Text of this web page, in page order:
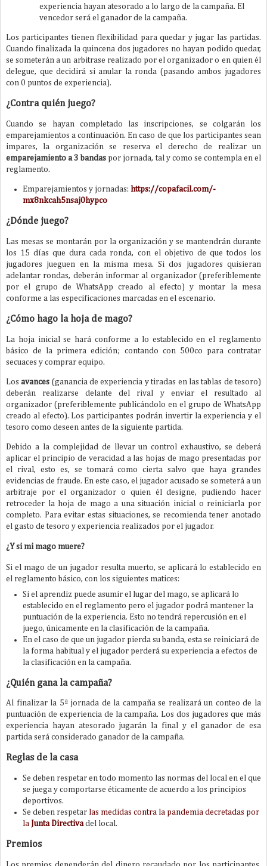
experiencia hayan atesorado a lo largo de la campaña. El
vencedor será el ganador de la campaña.
Los participantes tienen flexibilidad para quedar y jugar las partidas.
Cuando finalizada la quincena dos jugadores no hayan podido quedar,
se someterán a un arbitrase realizado por el organizador o en quien él
delegue, que decidirá si anular la ronda (pasando ambos jugadores
con 0 puntos de experiencia).
¿Contra quién juego?
Cuando se hayan completado las inscripciones, se colgarán los
emparejamientos a continuación. En caso de que los participantes sean
impares, la organización se reserva el derecho de realizar un
emparejamiento a 3 bandas por jornada, tal y como se contempla en el
reglamento.
Emparejamientos y jornadas: https://copafacil.com/-
mx8nkcah5nsaj0hypco
¿Dónde juego?
Las mesas se montarán por la organización y se mantendrán durante
los 15 días que dura cada ronda, con el objetivo de que todos los
jugadores jueguen en la misma mesa. Si dos jugadores quisieran
adelantar rondas, deberán informar al organizador (preferiblemente
por el grupo de WhatsApp creado al efecto) y montar la mesa
conforme a las especificaciones marcadas en el escenario.
¿Cómo hago la hoja de mago?
La hoja inicial se hará conforme a lo establecido en el reglamento
básico de la primera edición; contando con 500co para contratar
secuaces y comprar equipo.
Losavances (ganancia de experiencia y tiradas en las tablas de tesoro)
deberán realizarse delante del rival y enviar el resultado al
organizador (preferiblemente publicándolo en el grupo de WhatsApp
creado al efecto). Los participantes podrán invertir la experiencia y el
tesoro como deseen antes de la siguiente partida.
Debido a la complejidad de llevar un control exhaustivo, se deberá
aplicar el principio de veracidad a las hojas de mago presentadas por
el rival, esto es, se tomará como cierta salvo que haya grandes
evidencias de fraude. En este caso, el jugador acusado se someterá a un
arbitraje por el organizador o quien él designe, pudiendo hacer
retroceder la hoja de mago a una situación inicial o reiniciarla por
completo. Para evitar estas situaciones, se recomienda tener anotado
el gasto de tesoro y experiencia realizados por el jugador.
¿Y si mi mago muere?
Si el mago de un jugador resulta muerto, se aplicará lo establecido en
el reglamento básico, con los siguientes matices:
Si el aprendiz puede asumir el lugar del mago, se aplicará lo
establecido en el reglamento pero el jugador podrá mantener la
puntuación de la experiencia. Esto no tendrá repercusión en el
juego, únicamente en la clasificación de la campaña.
En el caso de que un jugador pierda su banda, esta se reiniciará de
la forma habitual y el jugador perderá su experiencia a efectos de
la clasificación en la campaña.
¿Quién gana la campaña?
Al finalizar la 5ª jornada de la campaña se realizará un conteo de la
puntuación de experiencia de la campaña. Los dos jugadores que más
experiencia hayan atesorado jugarán la final y el ganador de esa
partida será considerado ganador de la campaña.
Reglas de la casa
Se deben respetar en todo momento las normas del local en el que
se juega y comportarse éticamente de acuerdo a los principios
deportivos.
Se deben respetar las medidas contra la pandemia decretadas por
la Junta Directiva del local.
Premios